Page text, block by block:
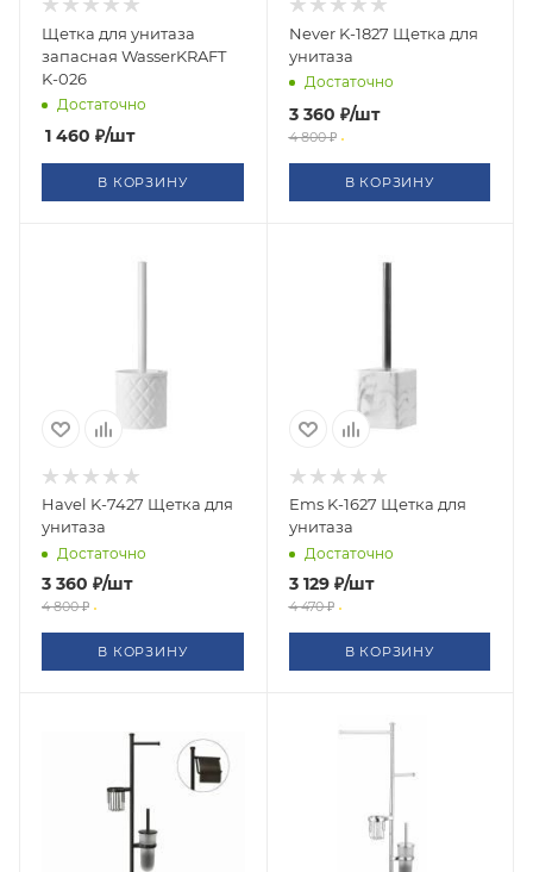
Щетка для унитаза
запасная WasserKRAFT
K-026
Достаточно
1 460 ₽/шт
В КОРЗИНУ
Never K-1827 Щетка для
унитаза
Достаточно
3 360 ₽/шт
4 800₽
В КОРЗИНУ
Havel K-7427 Щетка для
унитаза
Достаточно
3 360 ₽/шт
4 800₽
В КОРЗИНУ
Ems K-1627 Щетка для
унитаза
Достаточно
3 129₽/шт
4 470₽
В КОРЗИНУ